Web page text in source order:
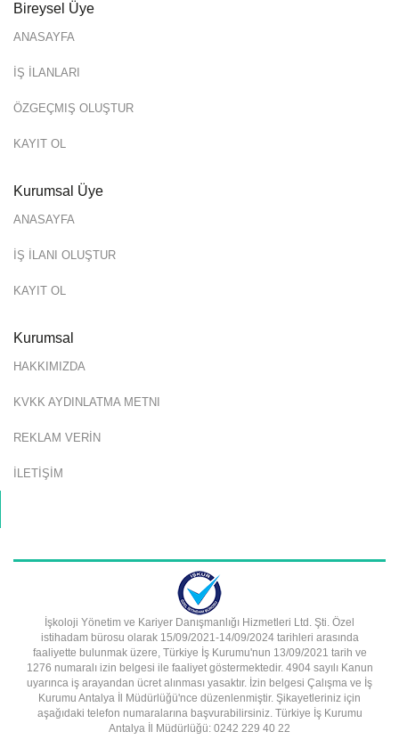
Bireysel Üye
ANASAYFA
İŞ İLANLARI
ÖZGEÇMIŞ OLUŞTUR
KAYIT OL
Kurumsal Üye
ANASAYFA
İŞ İLANI OLUŞTUR
KAYIT OL
Kurumsal
HAKKIMIZDA
KVKK AYDINLATMA METNI
REKLAM VERİN
İLETİŞİM
İşkoloji Yönetim ve Kariyer Danışmanlığı Hizmetleri Ltd. Şti. Özel
istihadam bürosu olarak 15/09/2021-14/09/2024 tarihleri arasında
faaliyette bulunmak üzere, Türkiye İş Kurumu'nun 13/09/2021 tarih ve
1276 numaralı izin belgesi ile faaliyet göstermektedir. 4904 sayılı Kanun
uyarınca iş arayandan ücret alınması yasaktır. İzin belgesi Çalışma ve İş
Kurumu Antalya İl Müdürlüğü'nce düzenlenmiştir. Şikayetleriniz için
aşağıdaki telefon numaralarına başvurabilirsiniz. Türkiye İş Kurumu
Antalya İl Müdürlüğü: 0242 229 40 22